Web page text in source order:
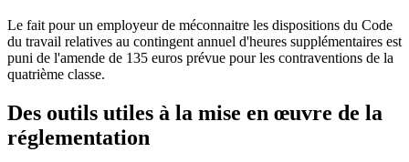
Le fait pour un employeur de méconnaitre les dispositions du Code
du travail relatives au contingent annuel d'heures supplémentaires est
puni de l'amende de 135 euros prévue pour les contraventions de la
quatrième classe.
Des outils utiles à la mise en œuvre de la
réglementation